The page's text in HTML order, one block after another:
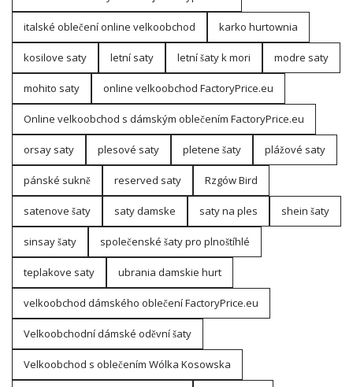
italské oblečení online velkoobchod karko hurtownia
kosilove saty letní saty letní šaty k mori modre saty
mohito saty online velkoobchod FactoryPrice.eu
Online velkoobchod s dámským oblečením FactoryPrice.eu
orsay saty plesové saty pletene šaty plážové saty
pánské sukně reserved saty Rzgów Bird
satenove šaty saty damske saty na ples shein šaty
sinsay šaty společenské šaty pro plnoštíhlé
teplakove saty ubrania damskie hurt
velkoobchod dámského oblečení FactoryPrice.eu
Velkoobchodní dámské oděvní šaty
Velkoobchod s oblečením Wólka Kosowska